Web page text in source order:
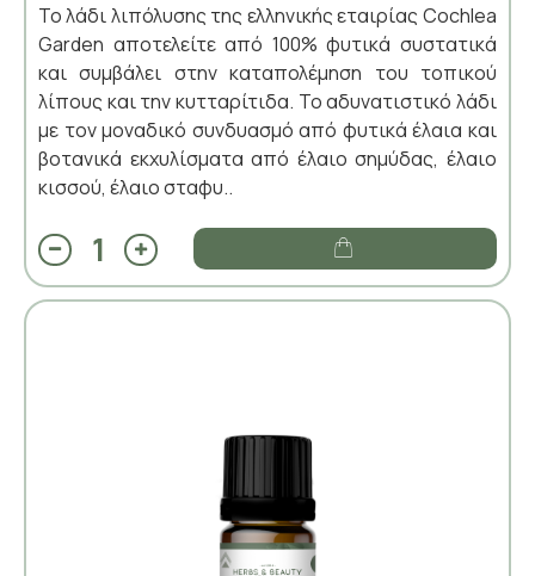
Το λάδι λιπόλυσης της ελληνικής εταιρίας Cochlea
Garden αποτελείτε από 100% φυτικά συστατικά
και συμβάλει στην καταπολέμηση του τοπικού
λίπους και την κυτταρίτιδα. Το αδυνατιστικό λάδι
με τον μοναδικό συνδυασμό από φυτικά έλαια και
βοτανικά εκχυλίσματα από έλαιο σημύδας, έλαιο
κισσού, έλαιο σταφυ..